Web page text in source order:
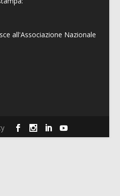
all'Associazione Nazionale